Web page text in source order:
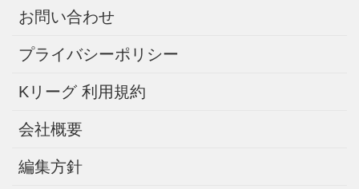
お問い合わせ
プライバシーポリシー
Kリーグ 利用規約
会社概要
編集方針